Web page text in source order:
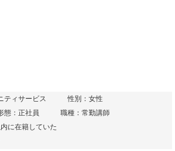
ティサービス
性別：女性
態：正社員
職種：常勤講師
に在籍していた